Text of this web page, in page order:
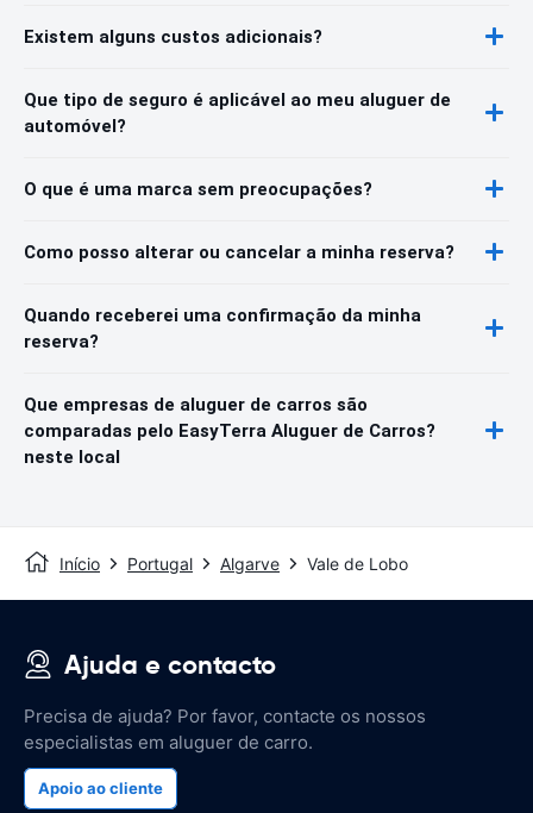
Existem alguns custos adicionais?
Que tipo de seguro é aplicável ao meu aluguer de
automóvel?
O que é uma marca sem preocupações?
Como posso alterar ou cancelar a minha reserva?
Quando receberei uma confirmação da minha
reserva?
Que empresas de aluguer de carros são
comparadas pelo EasyTerra Aluguer de Carros?
neste local
Início Portugal Algarve Vale de Lobo
Ajuda e contacto
Precisa de ajuda? Por favor, contacte os nossos
especialistas em aluguer de carro.
Apoio ao cliente